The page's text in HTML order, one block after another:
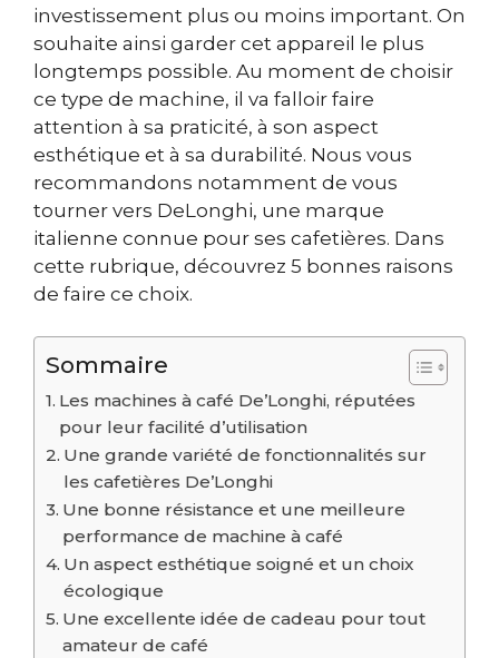
investissement plus ou moins important. On
souhaite ainsi garder cet appareil le plus
longtemps possible. Au moment de choisir
ce type de machine, il va falloir faire
attention à sa praticité, à son aspect
esthétique et à sa durabilité. Nous vous
recommandons notamment de vous
tourner vers DeLonghi, une marque
italienne connue pour ses cafetières. Dans
cette rubrique, découvrez 5 bonnes raisons
de faire ce choix.
Sommaire
Les machines à café De’Longhi, réputées
pour leur facilité d’utilisation
Une grande variété de fonctionnalités sur
les cafetières De’Longhi
Une bonne résistance et une meilleure
performance de machine à café
Un aspect esthétique soigné et un choix
écologique
Une excellente idée de cadeau pour tout
amateur de café